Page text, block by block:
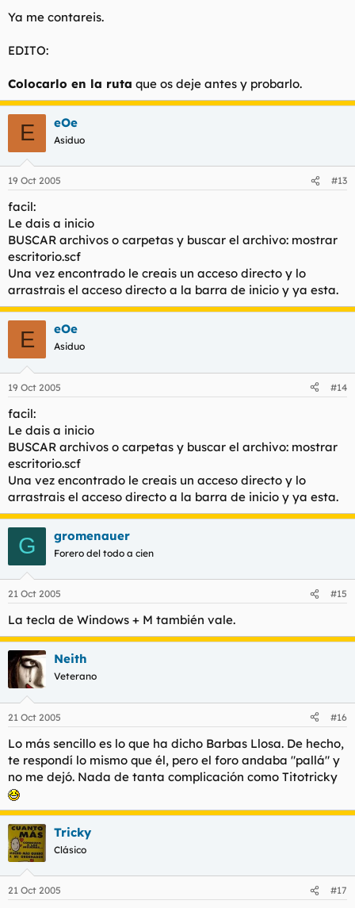
Ya me contareis.
EDITO:
Colocarlo en la ruta que os deje antes y probarlo.
E eOe
Asiduo
19 Oct 2005 #13
facil:
Le dais a inicio
BUSCAR archivos o carpetas y buscar el archivo: mostrar
escritorio.scf
Una vez encontrado le creais un acceso directo y lo
arrastrais el acceso directo a la barra de inicio y ya esta.
E eOe
Asiduo
19 Oct 2005 #14
facil:
Le dais a inicio
BUSCAR archivos o carpetas y buscar el archivo: mostrar
escritorio.scf
Una vez encontrado le creais un acceso directo y lo
arrastrais el acceso directo a la barra de inicio y ya esta.
G gromenauer
Forero del todo a cien
21 Oct 2005 #15
La tecla de Windows + M también vale.
Neith
Veterano
21 Oct 2005 #16
Lo más sencillo es lo que ha dicho Barbas Llosa. De hecho,
te respondí lo mismo que él, pero el foro andaba "pallá" y
no me dejó. Nada de tanta complicación como Titotricky
Tricky
Clásico
21 Oct 2005 #17